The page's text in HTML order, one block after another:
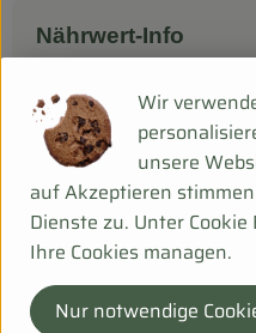
Nährwert-Info
Produktdatenblatt
Herkunft
Hersteller: BYO
Wir
unsere
auf Akzeptieren
Dienste zu. Unter
Ihre Cookies managen.
Nur notwendige